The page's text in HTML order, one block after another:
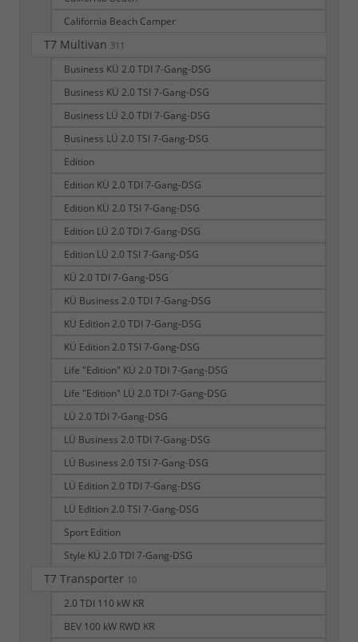
California Beach Camper
T7 Multivan 311
Business KÜ 2.0 TDI 7-Gang-DSG
Business KÜ 2.0 TSI 7-Gang-DSG
Business LÜ 2.0 TDI 7-Gang-DSG
Business LÜ 2.0 TSI 7-Gang-DSG
Edition
Edition KÜ 2.0 TDI 7-Gang-DSG
Edition KÜ 2.0 TSI 7-Gang-DSG
Edition LÜ 2.0 TDI 7-Gang-DSG
Edition LÜ 2.0 TSI 7-Gang-DSG
KÜ 2.0 TDI 7-Gang-DSG
KÜ Business 2.0 TDI 7-Gang-DSG
KÜ Edition 2.0 TDI 7-Gang-DSG
KÜ Edition 2.0 TSI 7-Gang-DSG
Life "Edition" KÜ 2.0 TDI 7-Gang-DSG
Life "Edition" LÜ 2.0 TDI 7-Gang-DSG
LÜ 2.0 TDI 7-Gang-DSG
LÜ Business 2.0 TDI 7-Gang-DSG
LÜ Business 2.0 TSI 7-Gang-DSG
LÜ Edition 2.0 TDI 7-Gang-DSG
LÜ Edition 2.0 TSI 7-Gang-DSG
Sport Edition
Style KÜ 2.0 TDI 7-Gang-DSG
T7 Transporter 10
2.0 TDI 110 kW KR
BEV 100 kW RWD KR